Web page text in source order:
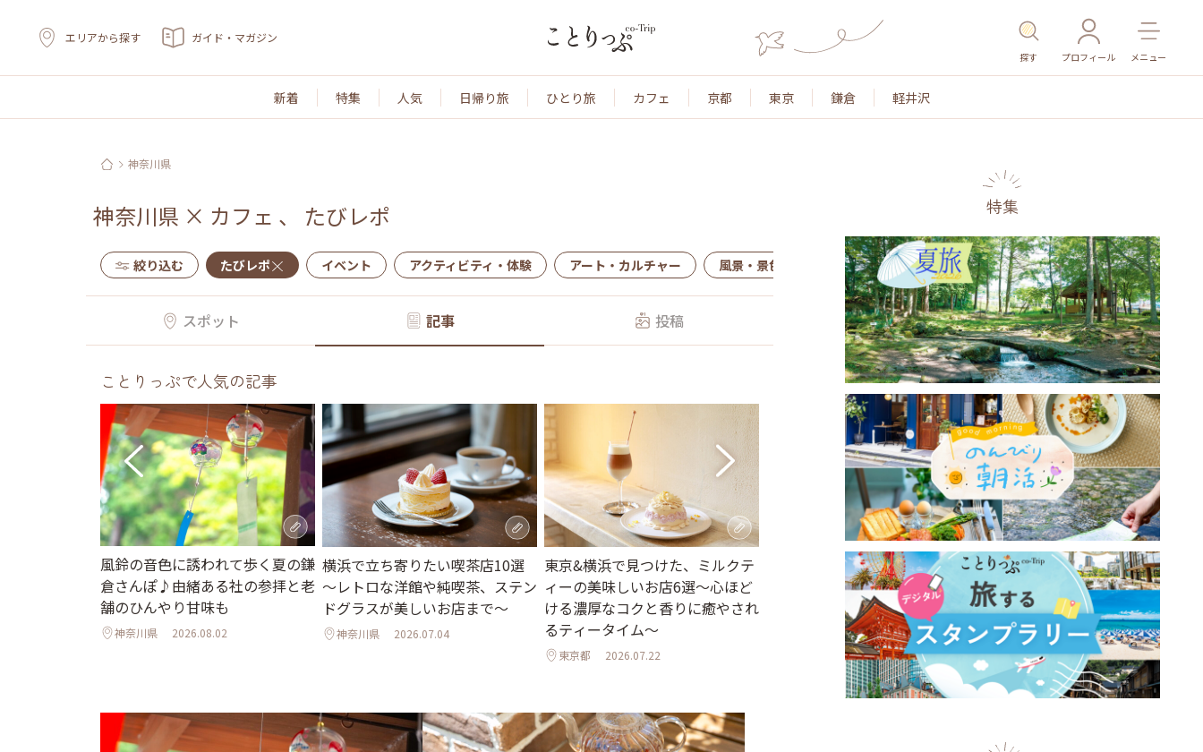
エリアから探す ガイド・マガジン
探す プロフィール メニュー
新着 特集 人気 日帰り旅 ひとり旅 カフェ 京都 東京 鎌倉 軽井沢
神奈川県
神奈川県 × カフェ 、 たびレポ
絞り込む たびレポ イベント アクティビティ・体験 アート・カルチャー 風景・景色 名所・旧跡 温泉・スパ その他施設 ごはん
スポット 記事 投稿
ことりっぷで人気の記事
風鈴の音色に誘われて歩く夏の鎌
倉さんぽ♪由緒ある社の参拝と老
舗のひんやり甘味も
神奈川県 2026.08.02
横浜で立ち寄りたい喫茶店10選
～レトロな洋館や純喫茶、ステン
ドグラスが美しいお店まで～
神奈川県 2026.07.04
東京&横浜で見つけた、ミルクテ
ィーの美味しいお店6選～心ほど
ける濃厚なコクと香りに癒やされ
るティータイム～
東京都 2026.07.22
紅茶診断も♪香りを旅するアメリ
カ発の紅茶ブランド／横浜
「Smith Teamaker」
2026.07.24
特集